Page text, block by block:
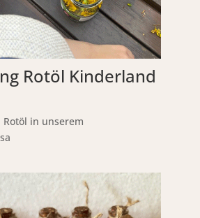
Rotöl Kinderland
in unserem